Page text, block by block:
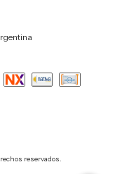
reservados.